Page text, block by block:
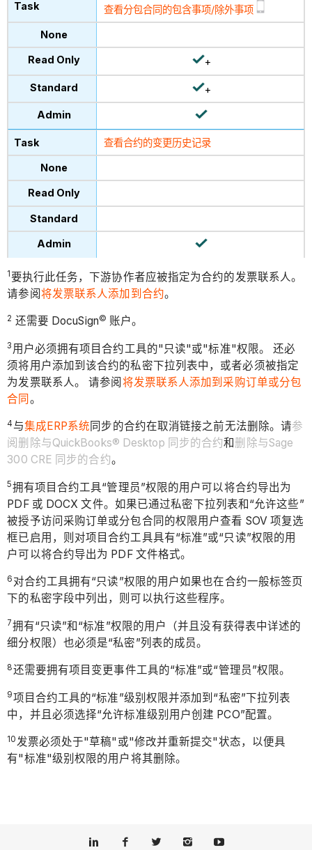
查看分包合同的包含事项/除外事项
+
+
查看合约的变更历史记录
1 要执行此任务，下游协作者应被指定为合约的发票联系人。
请参阅将发票联系人添加到合约。
2 还需要 DocuSign© 账户。
3 用户必须拥有项目合约工具的"只读"或"标准"权限。 还必
须将用户添加到该合约的私密下拉列表中，或者必须被指定
为发票联系人。 请参阅 将发票联系人添加到采购订单或分包
合同 。
4与集成ERP系统 同步的合约在取消链接之前无法删除。请参
阅删除与QuickBooks® Desktop 同步的合约和 删除与Sage
300 CRE 同步的合约。
5拥有项目合约工具“管理员”权限的用户可以将合约导出为
PDF 或 DOCX 文件。如果已通过私密下拉列表和“允许这些”
被授予访问采购订单或分包合同的权限用户查看 SOV 项复选
框已启用 ，则对项目合约工具具有“标准”或“只读”权限的用
户可以将合约导出为 PDF 文件格式。
6 对合约工具拥有“只读”权限的用户如果也在合约一般标签页
下的私密字段中列出，则可以执行这些程序。
7拥有“只读”和“标准”权限的用户（并且没有获得表中详述的
细分权限）也必须是“私密”列表的成员。
8还需要拥有项目变更事件工具的“标准”或“管理员”权限。
9项目合约工具的“标准”级别权限并添加到“私密”下拉列表
中，并且必须选择“允许标准级别用户创建 PCO”配置。
10发票必须处于"草稿"或"修改并重新提交"状态，以便具
有"标准"级别权限的用户将其删除。